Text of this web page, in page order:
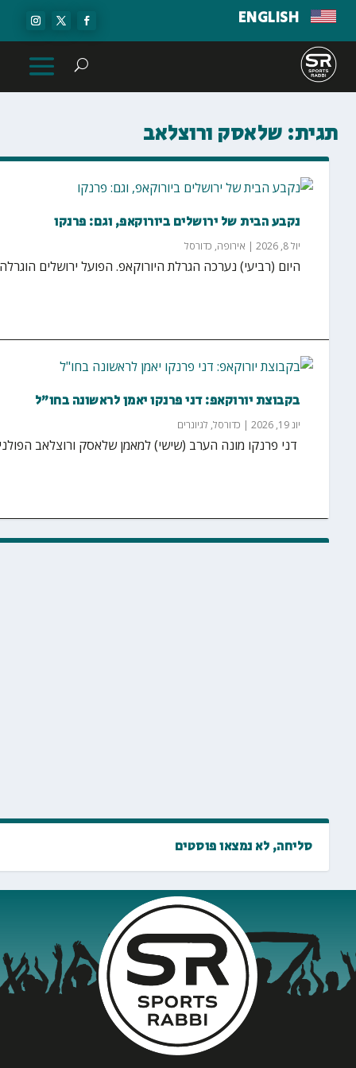
ENGLISH
תגית: שלאסק ורוצלאב
נקבע הבית של ירושלים ביורוקאפ, וגם: פרנקו
יול 8, 2026 | אירופה, כדורסל
היום (רביעי) נערכה הגרלת היורוקאפ. הפועל ירושלים
בקבוצת יורוקאפ: דני פרנקו יאמן לראשונה בחו"ל
יונ 19, 2026 | כדורסל, לגיונרים
דני פרנקו מונה הערב (שישי) למאמן שלאסק ורוצלאב הפולנית,
סליחה, לא נמצאו פוסטים